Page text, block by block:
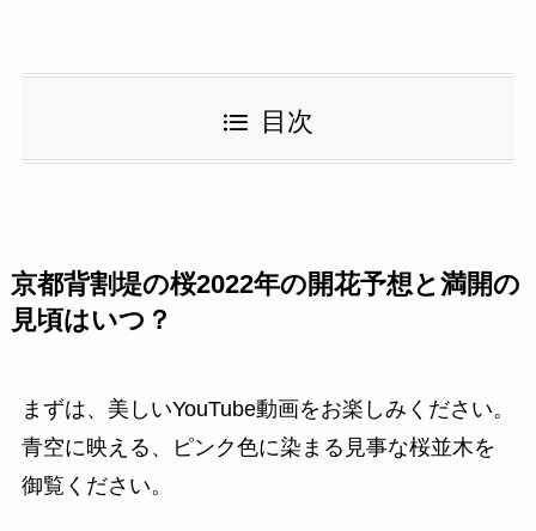
目次
京都背割堤の桜2022年の開花予想と満開の
見頃はいつ？
まずは、美しいYouTube動画をお楽しみください。
青空に映える、ピンク色に染まる見事な桜並木を
御覧ください。